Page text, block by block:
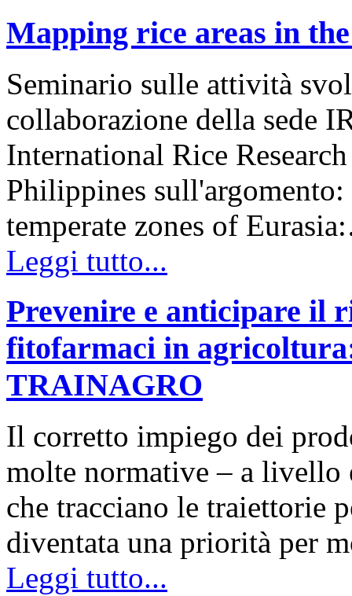
Mapping rice areas in
Seminario sulle attività
collaborazione della sede
International Rice
Philippines
temperate zones of
Leggi tutto...
Prevenire e anticipare il
fitofarmaci in
TRAINAGRO
Il corretto impiego dei
molte normative – a livello
che tracciano le traiettorie
diventata una priorità per
Leggi tutto...